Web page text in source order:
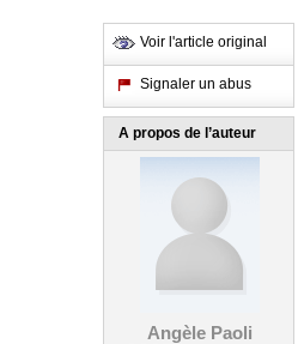
Voir l'article original
Signaler un abus
A propos de l’auteur
Angèle Paoli